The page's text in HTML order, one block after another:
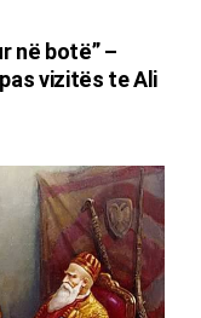
mira, mund të
zezakë. Jo –
afërsisht
1 milion banorë!
e largët, por është
në botë” –
vizitës te Ali